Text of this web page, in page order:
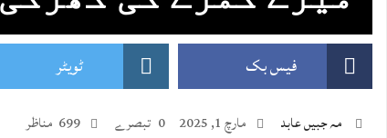
فیس بک ٹویٹر
مہ جبیں عابد مارچ 1, 2025 0 تبصرے 699 مناظر